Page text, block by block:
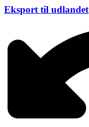
Eksport til udlandet